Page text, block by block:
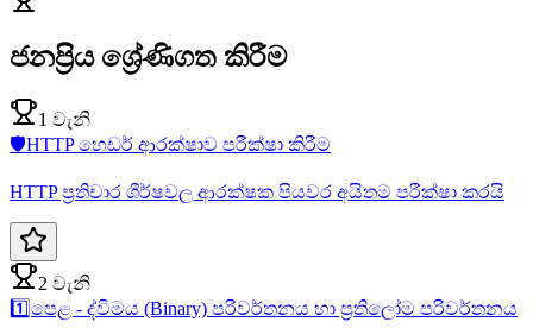
ජනප්‍රිය ශ්‍රේණිගත කිරීම
1 වැනි
🛡️HTTP හෙඩර් ආරක්ෂාව පරීක්ෂා කිරීම
HTTP ප්‍රතිචාර ශීර්ෂවල ආරක්ෂක පියවර අයිතම පරීක්ෂා කරයි
2 වැනි
1️⃣පෙළ - ද්විමය (Binary) පරිවර්තනය හා ප්‍රතිලෝම පරිවර්තනය